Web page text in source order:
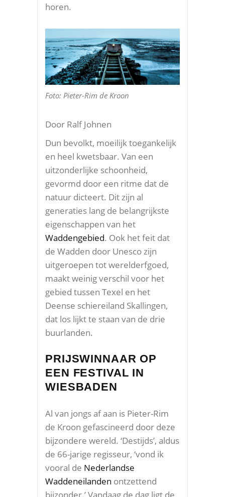
horen.
Foto: Pieter-Rim de Kroon
Door Ralf Johnen
Dun bevolkt, moeilijk toegankelijk
en heel kwetsbaar. Van een
uitzonderlijke schoonheid,
gevormd door een ritme dat de
natuur dicteert. Dit zijn al
generaties lang de belangrijkste
eigenschappen van het
Waddengebied. Ook het feit dat
de Wadden door Unesco zijn
uitgeroepen tot werelderfgoed,
maakt weinig verschil voor het
gebied tussen Texel en het
Deense schiereiland Skallingen,
dat los lijkt te staan van de drie
buurlanden.
PRIJSWINNAAR OP
EEN FESTIVAL IN
WIESBADEN
Al van jongs af aan is Pieter-Rim
de Kroon gefascineerd door deze
bijzondere wereld. ‘Destijds’, aldus
de 66-jarige regisseur, ‘vond ik
vooral de Nederlandse
Waddeneilanden ontzettend